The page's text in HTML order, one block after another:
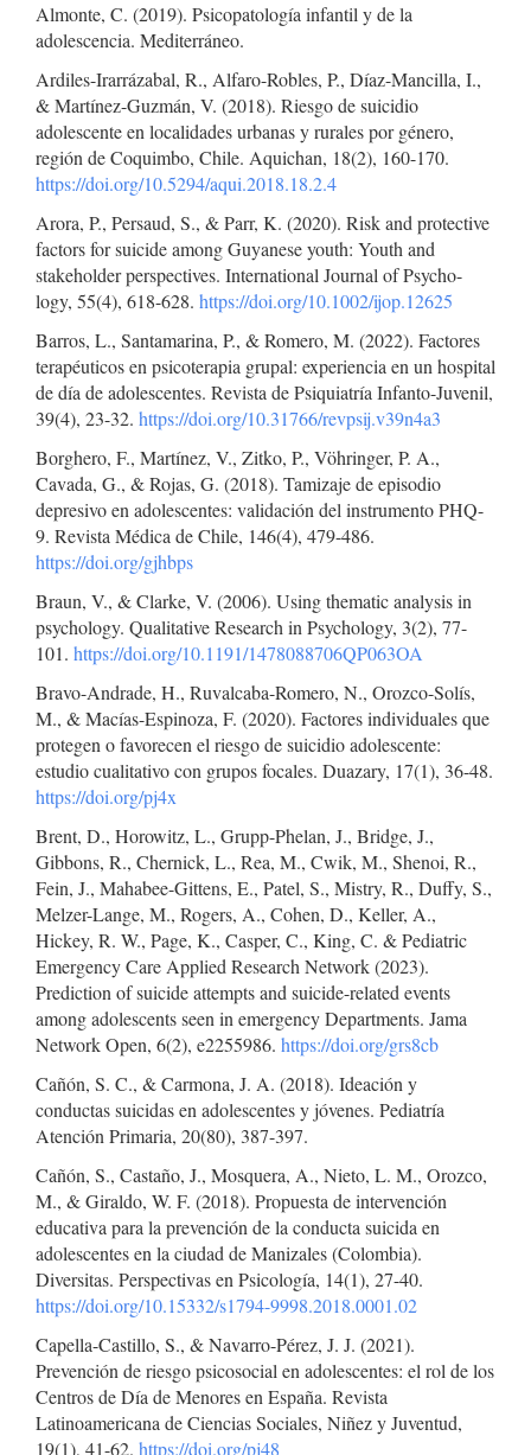
Almonte, C. (2019). Psicopatología infantil y de la
adolescencia. Mediterráneo.
Ardiles-Irarrázabal, R., Alfaro-Robles, P., Díaz-Mancilla, I.,
& Martínez-Guzmán, V. (2018). Riesgo de suicidio
adolescente en localidades urbanas y rurales por género,
región de Coquimbo, Chile. Aquichan, 18(2), 160-170.
https://doi.org/10.5294/aqui.2018.18.2.4
Arora, P., Persaud, S., & Parr, K. (2020). Risk and protective
factors for suicide among Guyanese youth: Youth and
stakeholder perspectives. International Journal of Psycho-
logy, 55(4), 618-628. https://doi.org/10.1002/ijop.12625
Barros, L., Santamarina, P., & Romero, M. (2022). Factores
terapéuticos en psicoterapia grupal: experiencia en un hospital
de día de adolescentes. Revista de Psiquiatría Infanto-Juvenil,
39(4), 23-32. https://doi.org/10.31766/revpsij.v39n4a3
Borghero, F., Martínez, V., Zitko, P., Vöhringer, P. A.,
Cavada, G., & Rojas, G. (2018). Tamizaje de episodio
depresivo en adolescentes: validación del instrumento PHQ-
9. Revista Médica de Chile, 146(4), 479-486.
https://doi.org/gjhbps
Braun, V., & Clarke, V. (2006). Using thematic analysis in
psychology. Qualitative Research in Psychology, 3(2), 77-
101. https://doi.org/10.1191/1478088706QP063OA
Bravo-Andrade, H., Ruvalcaba-Romero, N., Orozco-Solís,
M., & Macías-Espinoza, F. (2020). Factores individuales que
protegen o favorecen el riesgo de suicidio adolescente:
estudio cualitativo con grupos focales. Duazary, 17(1), 36-48.
https://doi.org/pj4x
Brent, D., Horowitz, L., Grupp-Phelan, J., Bridge, J.,
Gibbons, R., Chernick, L., Rea, M., Cwik, M., Shenoi, R.,
Fein, J., Mahabee-Gittens, E., Patel, S., Mistry, R., Duffy, S.,
Melzer-Lange, M., Rogers, A., Cohen, D., Keller, A.,
Hickey, R. W., Page, K., Casper, C., King, C. & Pediatric
Emergency Care Applied Research Network (2023).
Prediction of suicide attempts and suicide-related events
among adolescents seen in emergency Departments. Jama
Network Open, 6(2), e2255986. https://doi.org/grs8cb
Cañón, S. C., & Carmona, J. A. (2018). Ideación y
conductas suicidas en adolescentes y jóvenes. Pediatría
Atención Primaria, 20(80), 387-397.
Cañón, S., Castaño, J., Mosquera, A., Nieto, L. M., Orozco,
M., & Giraldo, W. F. (2018). Propuesta de intervención
educativa para la prevención de la conducta suicida en
adolescentes en la ciudad de Manizales (Colombia).
Diversitas. Perspectivas en Psicología, 14(1), 27-40.
https://doi.org/10.15332/s1794-9998.2018.0001.02
Capella-Castillo, S., & Navarro-Pérez, J. J. (2021).
Prevención de riesgo psicosocial en adolescentes: el rol de los
Centros de Día de Menores en España. Revista
Latinoamericana de Ciencias Sociales, Niñez y Juventud,
19(1), 41-62. https://doi.org/pj48